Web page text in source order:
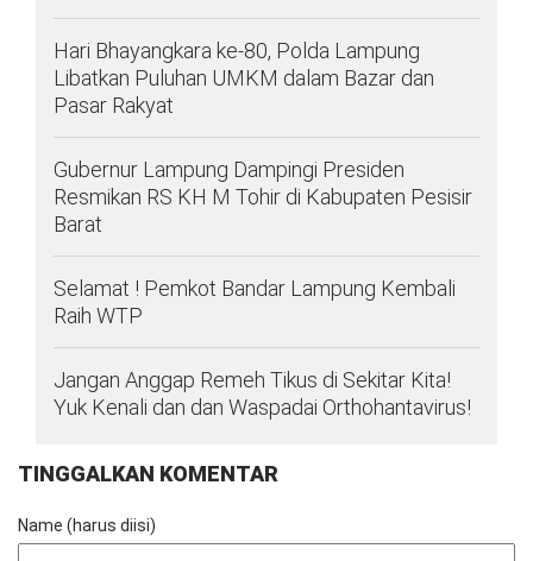
Hari Bhayangkara ke-80, Polda Lampung
Libatkan Puluhan UMKM dalam Bazar dan
Pasar Rakyat
Gubernur Lampung Dampingi Presiden
Resmikan RS KH M Tohir di Kabupaten Pesisir
Barat
Selamat ! Pemkot Bandar Lampung Kembali
Raih WTP
Jangan Anggap Remeh Tikus di Sekitar Kita!
Yuk Kenali dan dan Waspadai Orthohantavirus!
TINGGALKAN KOMENTAR
Name (harus diisi)